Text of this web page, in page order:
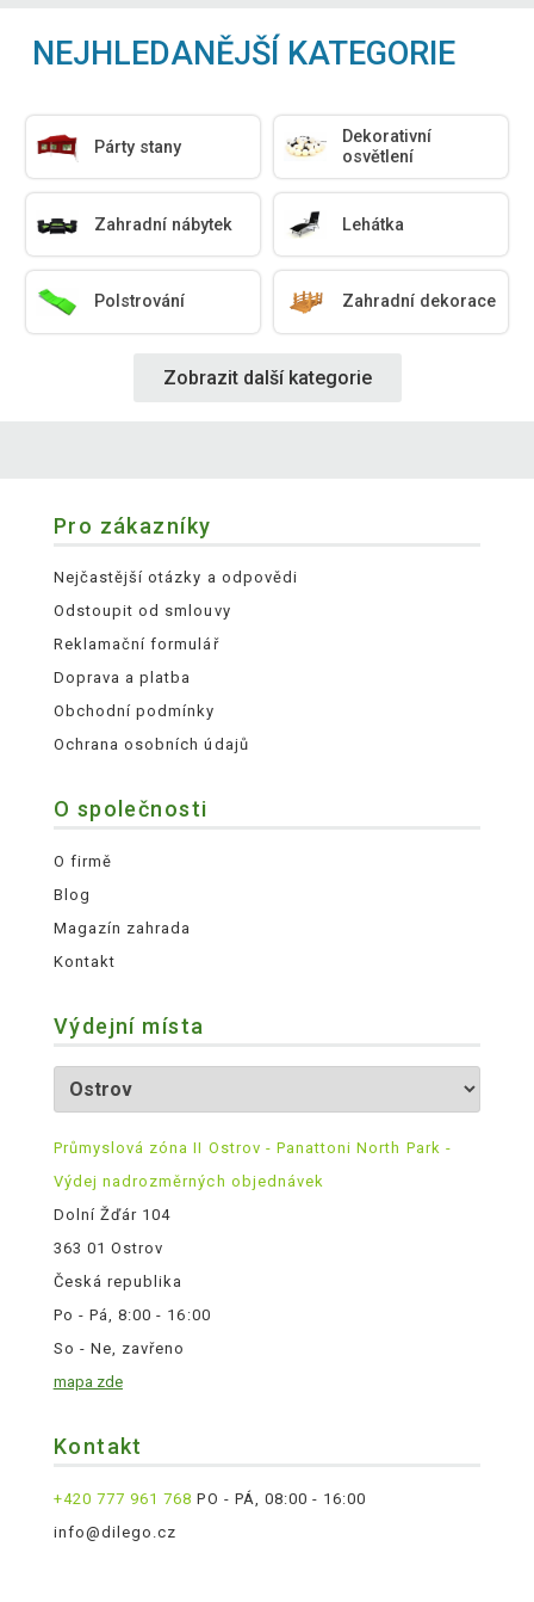
NEJHLEDANĚJŠÍ KATEGORIE
Párty stany
Dekorativní
osvětlení
Zahradní nábytek Lehátka
Polstrování Zahradní dekorace
Zobrazit další kategorie
Pro zákazníky
Nejčastější otázky a odpovědi
Odstoupit od smlouvy
Reklamační formulář
Doprava a platba
Obchodní podmínky
Ochrana osobních údajů
O společnosti
O firmě
Blog
Magazín zahrada
Kontakt
Výdejní místa
Průmyslová zóna II Ostrov - Panattoni North Park -
Výdej nadrozměrných objednávek
Dolní Žďár 104
363 01 Ostrov
Česká republika
Po - Pá, 8:00 - 16:00
So - Ne, zavřeno
mapa zde
Kontakt
+420 777 961 768 PO - PÁ, 08:00 - 16:00
info@dilego.cz